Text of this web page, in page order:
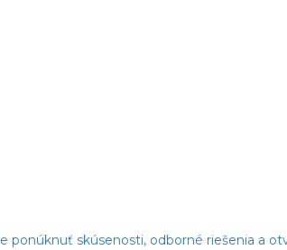
ponúknuť skúsenosti, odborné riešenia a